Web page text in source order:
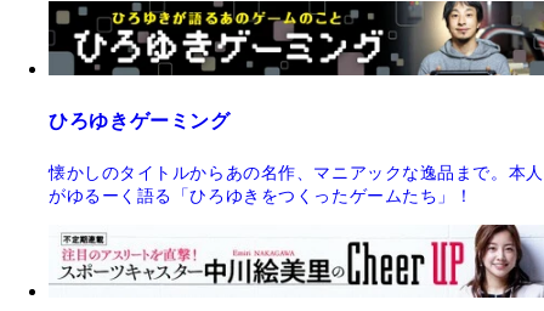
ひろゆきゲーミング
懐かしのタイトルからあの名作、マニアックな逸品まで。本人
がゆるーく語る「ひろゆきをつくったゲームたち」！